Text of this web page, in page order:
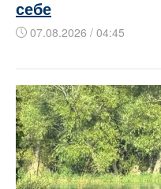
себе
07.08.2026 / 04:45